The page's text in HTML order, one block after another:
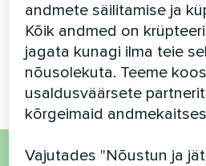
Korter
Split soojuspump Hevi seeria
andmete säilitamise ja
Kõik andmed on
jagata kunagi ilma teie
nõusolekuta. Teeme
usaldusväärsete
kõrgeimaid
Vajutades "Nõustun ja